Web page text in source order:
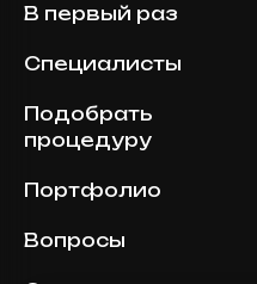
В первый раз
Специалисты
Подобрать
процедуру
Портфолио
Вопросы